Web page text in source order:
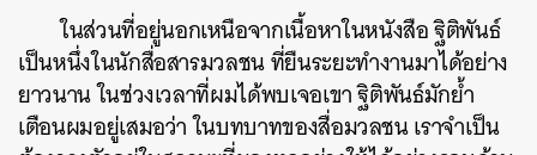
ในส่วนที่อยู่นอกเหนือจากเนื้อหาในหนังสือ ฐิติพันธ์
เป็นหนึ่งในนักสื่อสารมวลชน ที่ยืนระยะทำงานมาได้อย่าง
ยาวนาน ในช่วงเวลาที่ผมได้พบเจอเขา ฐิติพันธ์มักย้ำ
เตือนผมอยู่เสมอว่า ในบทบาทของสื่อมวลชน เราจำเป็น